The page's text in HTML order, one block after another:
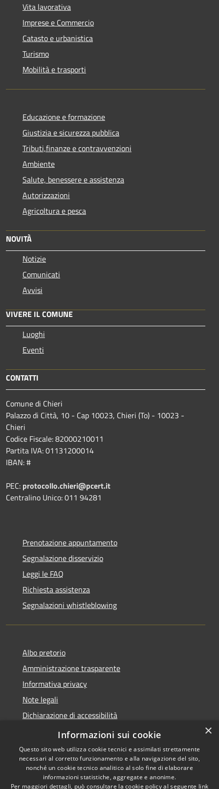
Vita lavorativa
Imprese e Commercio
Catasto e urbanistica
Turismo
Mobilità e trasporti
Educazione e formazione
Giustizia e sicurezza pubblica
Tributi,finanze e contravvenzioni
Ambiente
Salute, benessere e assistenza
Autorizzazioni
Agricoltura e pesca
NOVITÀ
Notizie
Comunicati
Avvisi
VIVERE IL COMUNE
Luoghi
Eventi
CONTATTI
Comune di Chieri
Palazzo di Città, 10 - Cap 10023, Chieri (To) - 10023 -
Chieri
Codice Fiscale: 82000210011
Partita IVA: 01131200014
IBAN: #
PEC: protocollo.chieri@pcert.it
Centralino Unico: 011 94281
Prenotazione appuntamento
Segnalazione disservizio
Leggi le FAQ
Richiesta assistenza
Segnalazioni whistleblowing
Albo pretorio
Amministrazione trasparente
Informativa privacy
Note legali
Dichiarazione di accessibilità
Meccanismo di Feedback
Copyright © 2026 • Comune di
×
Informazioni sui cookie
Questo sito web utilizza cookie tecnici e assimilati strettamente
necessari al corretto funzionamento e alla navigazione del sito,
nonché un cookie tecnico analitico al solo fine di elaborare
informazioni statistiche, aggregate e anonime.
Per maggiori dettagli, può consultare la cookie policy al seguente link